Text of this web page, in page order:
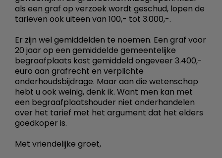
als een graf op verzoek wordt geschud, lopen de
tarieven ook uiteen van 100,- tot 3.000,-.
Er zijn wel gemiddelden te noemen. Een graf voor
20 jaar op een gemiddelde gemeentelijke
begraafplaats kost gemiddeld ongeveer 3.400,-
euro aan grafrecht en verplichte
onderhoudsbijdrage. Maar aan die wetenschap
hebt u ook weinig, denk ik. Want men kan met
een begraafplaatshouder niet onderhandelen
over het tarief met het argument dat het elders
goedkoper is.
Met vriendelijke groet,